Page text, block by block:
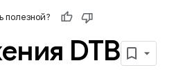
полезной?
DTB